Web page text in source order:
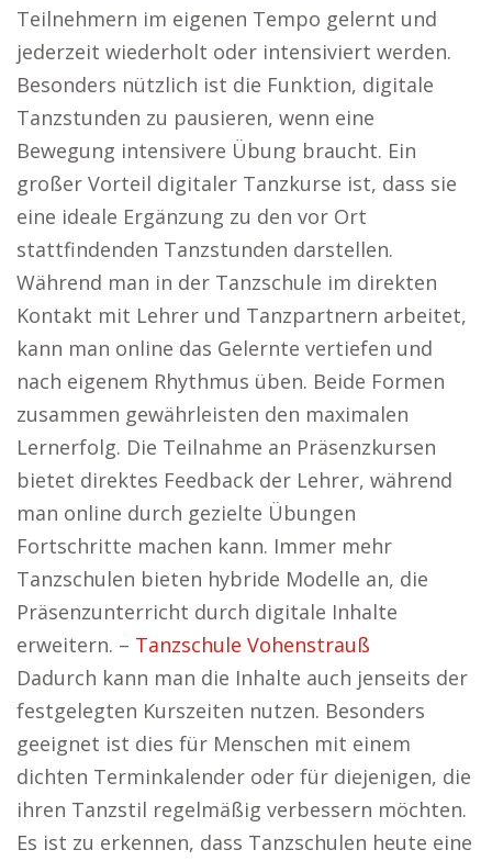
Teilnehmern im eigenen Tempo gelernt und
jederzeit wiederholt oder intensiviert werden.
Besonders nützlich ist die Funktion, digitale
Tanzstunden zu pausieren, wenn eine
Bewegung intensivere Übung braucht. Ein
großer Vorteil digitaler Tanzkurse ist, dass sie
eine ideale Ergänzung zu den vor Ort
stattfindenden Tanzstunden darstellen.
Während man in der Tanzschule im direkten
Kontakt mit Lehrer und Tanzpartnern arbeitet,
kann man online das Gelernte vertiefen und
nach eigenem Rhythmus üben. Beide Formen
zusammen gewährleisten den maximalen
Lernerfolg. Die Teilnahme an Präsenzkursen
bietet direktes Feedback der Lehrer, während
man online durch gezielte Übungen
Fortschritte machen kann. Immer mehr
Tanzschulen bieten hybride Modelle an, die
Präsenzunterricht durch digitale Inhalte
erweitern. – Tanzschule Vohenstrauß
Dadurch kann man die Inhalte auch jenseits der
festgelegten Kurszeiten nutzen. Besonders
geeignet ist dies für Menschen mit einem
dichten Terminkalender oder für diejenigen, die
ihren Tanzstil regelmäßig verbessern möchten.
Es ist zu erkennen, dass Tanzschulen heute eine